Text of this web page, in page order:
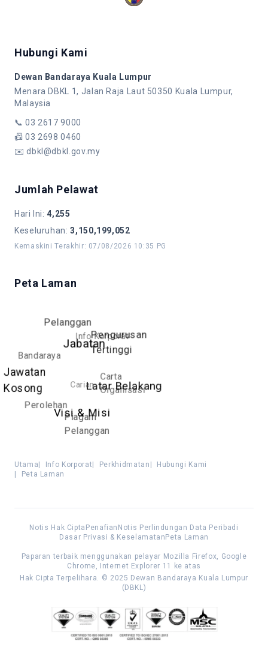
Hubungi Kami
Dewan Bandaraya Kuala Lumpur
Menara DBKL 1, Jalan Raja Laut 50350 Kuala Lumpur,
Malaysia
📞03 2617 9000
📠03 2698 0460
✉️dbkl@dbkl.gov.my
Jumlah Pelawat
Hari Ini:4,255
Keseluruhan:3,150,199,052
Kemaskini Terakhir: 07/08/2026 10:35 PG
Peta Laman
Latar Belakang
Visi & Misi
Piagam
Pelanggan
Carta
Organisasi
Pengurusan
Tertinggi
Jabatan
Jawatan
Kosong
Perolehan
Carian
Info Korporat
Pelanggan
Bandaraya
Utama Info Korporat Perkhidmatan
Hubungi Kami
Peta Laman
Notis Hak Cipta Penafian Notis Perlindungan Data Peribadi
Dasar Privasi & Keselamatan Peta Laman
Paparan terbaik menggunakan pelayar Mozilla Firefox, Google
Chrome, Internet Explorer 11 ke atas
Hak Cipta Terpelihara. © 2025 Dewan Bandaraya Kuala Lumpur
(DBKL)